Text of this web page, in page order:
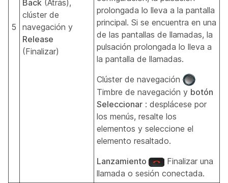
5
Back (Atrás),
clúster de
navegación y
Release
(Finalizar)
prolongada lo lleva a la pantalla
principal. Si se encuentra en una
de las pantallas de llamadas, la
pulsación prolongada lo lleva a
la pantalla de llamadas.
Clúster de navegación
Timbre de navegación y botón
Seleccionar : desplácese por
los menús, resalte los
elementos y seleccione el
elemento resaltado.
Lanzamiento
Finalizar una
llamada o sesión conectada.